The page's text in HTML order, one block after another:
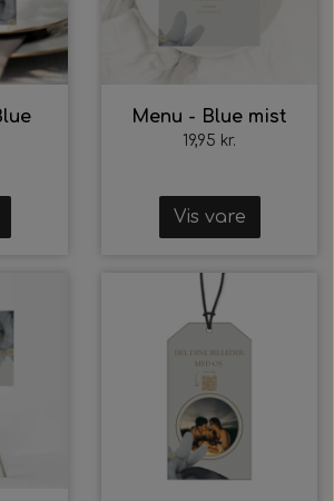
Beige Dream
Menu - Blue mist
19,95 kr.
Vis vare